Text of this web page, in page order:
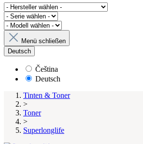
Menü schließen
Deutsch
Čeština
Deutsch
Tinten & Toner
>
Toner
>
Superlonglife